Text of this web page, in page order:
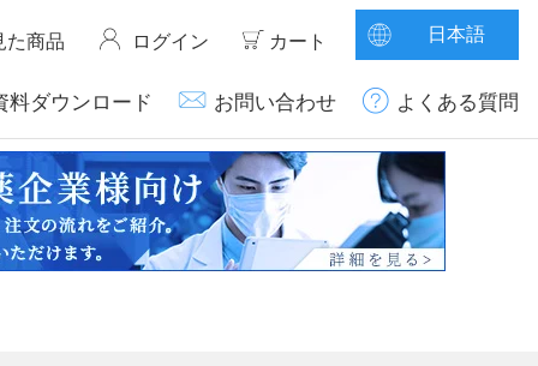
た商品 ログイン カート 日本語
料ダウンロード お問い合わせ よくある質問